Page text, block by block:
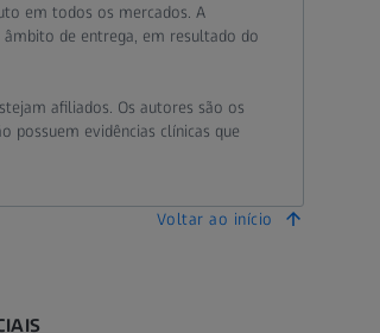
em todos os mercados. A
de entrega, em resultado do
afiliados. Os autores são os
possuem evidências clínicas que
Voltar ao início